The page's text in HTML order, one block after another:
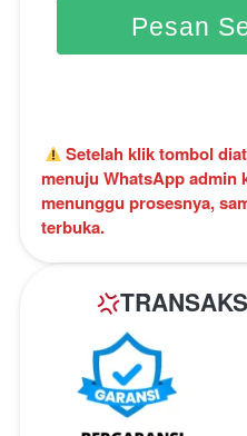
Pesan
Setelah klik tombol
menuju WhatsApp admin
menunggu prosesnya,
terbuka.